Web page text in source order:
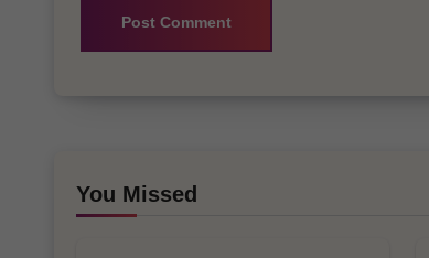
You Missed